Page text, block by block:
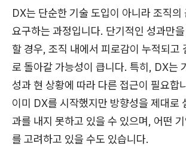
DX는 단순한 기술 도입이 아니라 조직의
요구하는 과정입니다. 단기적인 성과만
할 경우, 조직 내에서 피로감이 누적되고
로 돌아갈 가능성이 큽니다. 특히, DX는
성과 현 상황에 따라 다른 접근이 필요합
이미 DX를 시작했지만 방향성을 제대로
과를 내지 못하고 있을 수 있으며, 어떤
를 고려하고 있을 수도 있습니다.